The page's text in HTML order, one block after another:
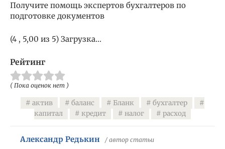
Получите помощь экспертов бухгалтеров по
подготовке документов
(4 , 5,00 из 5) Загрузка…
Рейтинг
( Пока оценок нет )
актив баланс Бланк
бухгалтер
капитал
кредит налог расход
Александр Редькин / автор статьи